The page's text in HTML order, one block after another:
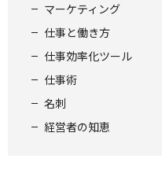
マーケティング
仕事と働き方
仕事効率化ツール
仕事術
名刺
経営者の知恵